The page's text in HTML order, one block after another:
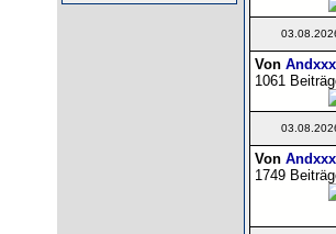
Von
1061
Von
1749